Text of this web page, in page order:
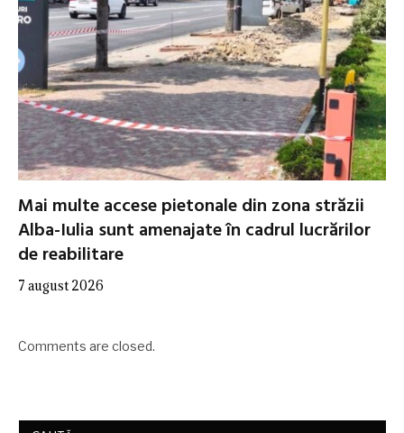
Mai multe accese pietonale din zona străzii
Alba-Iulia sunt amenajate în cadrul lucrărilor
de reabilitare
7 august 2026
Comments are closed.